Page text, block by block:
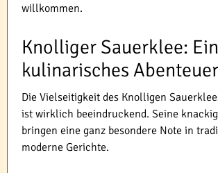
willkommen.
Knolliger Sauerklee: Ein
kulinarisches Abenteuer
Die Vielseitigkeit des Knolligen
ist wirklich beeindruckend. Seine
bringen eine ganz besondere Note in
moderne Gerichte.